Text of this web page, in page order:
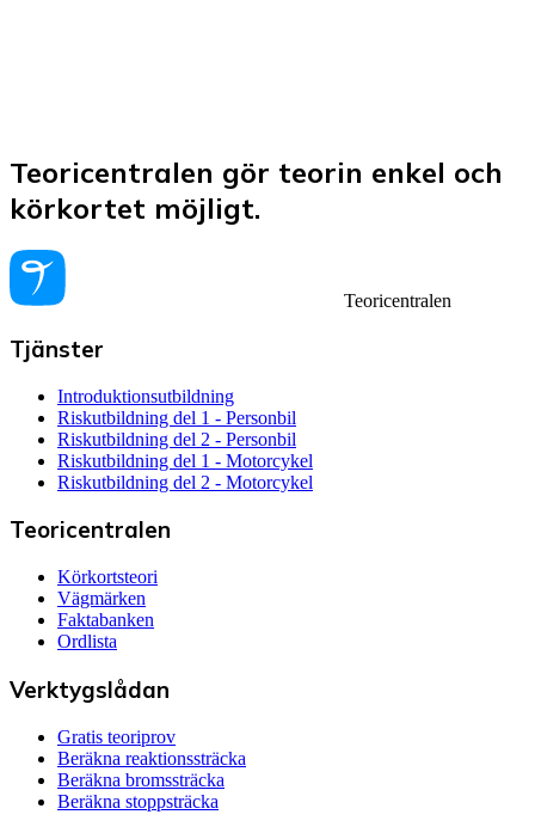
Teoricentralen gör teorin enkel och
körkortet möjligt.
Teoricentralen
Tjänster
Introduktionsutbildning
Riskutbildning del 1 - Personbil
Riskutbildning del 2 - Personbil
Riskutbildning del 1 - Motorcykel
Riskutbildning del 2 - Motorcykel
Teoricentralen
Körkortsteori
Vägmärken
Faktabanken
Ordlista
Verktygslådan
Gratis teoriprov
Beräkna reaktionssträcka
Beräkna bromssträcka
Beräkna stoppsträcka